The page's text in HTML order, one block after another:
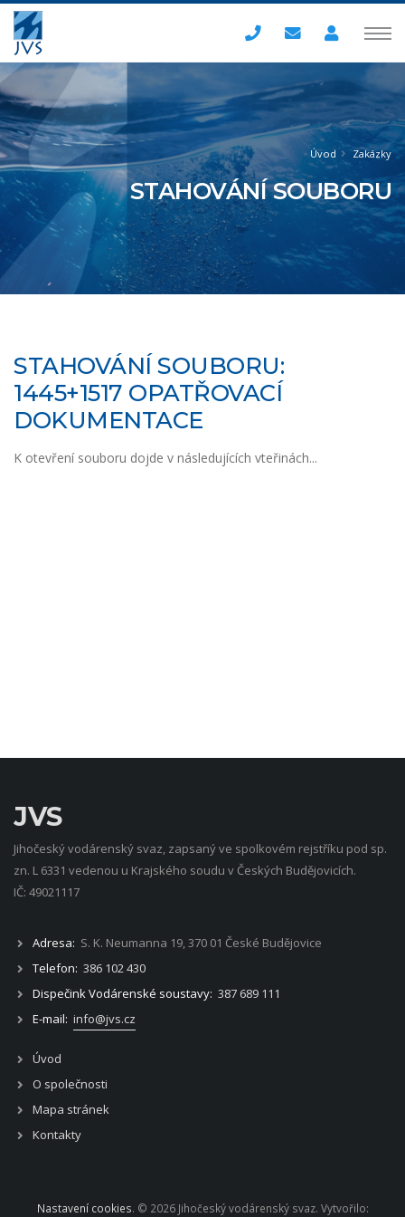
Úvod Zakázky
STAHOVÁNÍ SOUBORU
STAHOVÁNÍ SOUBORU:
1445+1517 OPATŘOVACÍ
DOKUMENTACE
K otevření souboru dojde v následujících vteřinách...
JVS
Jihočeský vodárenský svaz, zapsaný ve spolkovém rejstříku pod sp.
zn. L 6331 vedenou u Krajského soudu v Českých Budějovicích.
IČ: 49021117
Adresa: S. K. Neumanna 19, 370 01 České Budějovice
Telefon: 386 102 430
Dispečink Vodárenské soustavy: 387 689 111
E-mail: info@jvs.cz
Úvod
O společnosti
Mapa stránek
Kontakty
Nastavení cookies. © 2026 Jihočeský vodárenský svaz. Vytvořilo: